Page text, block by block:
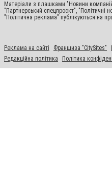
Матеріали з плашками "Новини
"Партнерський спецпроєкт", "Політичні
"Політична реклама" публікуються на
Реклама на сайті Франшиза "CitySites"
Редакційна політика
Політика